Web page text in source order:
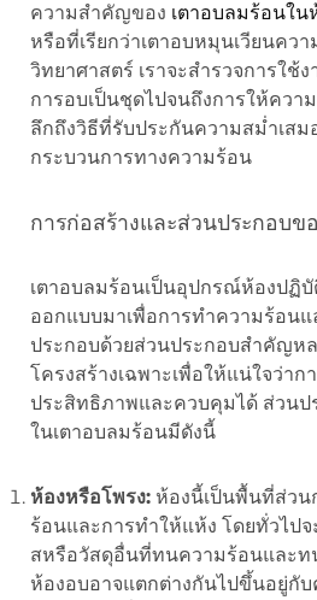
ความสำคัญของ เตาอบลมร้อนใน
หรือที่เรียกว่าเตาอบหมุนเวียนคว
วิทยาศาสตร์ เราจะสำรวจการใช้
การอบเป็นชุดไปจนถึงการให้ควา
ลึกถึงวิธีที่รับประกันความสม่ำเส
กระบวนการทางความร้อน
การก่อสร้างและส่วนประกอบข
เตาอบลมร้อนเป็นอุปกรณ์ห้องปฏิบั
ออกแบบมาเพื่อการทำความร้อนแ
ประกอบด้วยส่วนประกอบสำคัญห
โครงสร้างเฉพาะเพื่อให้แน่ใจว่า
ประสิทธิภาพและควบคุมได้ ส่วน
ในเตาอบลมร้อนมีดังนี้
ห้องหรือโพรง: ห้องนี้เป็นพื้นที่ส่วน
ร้อนและการทำให้แห้ง โดยทั่วไปจ
สหรือวัสดุอื่นที่ทนความร้อนและท
ห้องอบอาจแตกต่างกันไปขึ้นอยู่กับ